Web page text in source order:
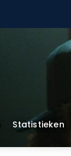
Statistieken